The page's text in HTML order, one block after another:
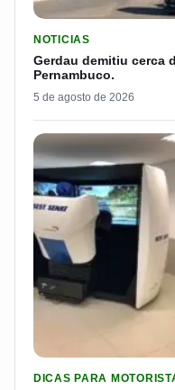
NOTICIAS
Gerdau demitiu cerca
Pernambuco.
5 de agosto de 2026
DICAS PARA